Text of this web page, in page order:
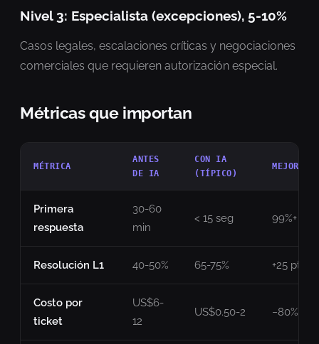
Nivel 3: Especialista (excepciones), 5-10%
Casos legales, escalaciones críticas y negociaciones
comerciales que requieren autorización especial.
Métricas que importan
MÉTRICA
ANTES
DE IA
CON IA
(TÍPICO)
MEJORA
Primera
respuesta
30-60
min
< 15 seg 99%+
Resolución L1 40-50% 65-75% +25 pts
Costo por
ticket
US$6-
12
US$0.50-2 −80%